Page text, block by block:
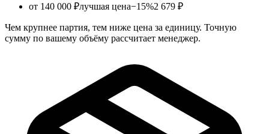
от 140 000 ₽лучшая цена−15%2 679 ₽
Чем крупнее партия, тем ниже цена за единицу. Точную
сумму по вашему объёму рассчитает менеджер.